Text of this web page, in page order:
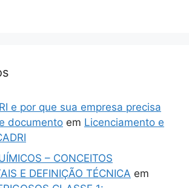
e por que sua empresa precisa
documento em Licenciamento e
– CONCEITOS
E DEFINIÇÃO TÉCNICA em